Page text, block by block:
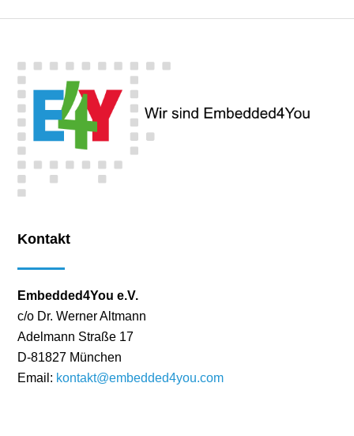
Kontakt
Embedded4You e.V.
c/o Dr. Werner Altmann
Adelmann Straße 17
D-81827 München
Email: kontakt@embedded4you.com